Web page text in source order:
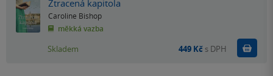
Ztracená kapitola
Caroline Bishop
měkká vazba
Skladem 449 Kč s DPH